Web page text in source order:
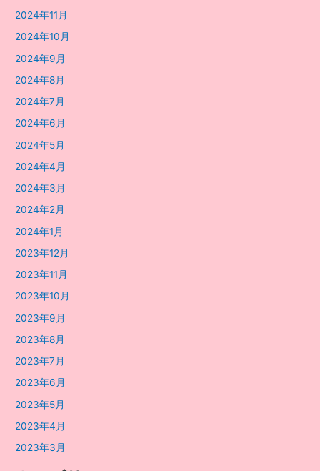
2024年11月
2024年10月
2024年9月
2024年8月
2024年7月
2024年6月
2024年5月
2024年4月
2024年3月
2024年2月
2024年1月
2023年12月
2023年11月
2023年10月
2023年9月
2023年8月
2023年7月
2023年6月
2023年5月
2023年4月
2023年3月